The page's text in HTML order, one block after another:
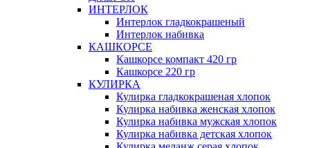
ИНТЕРЛОК
Интерлок гладкокрашеный
Интерлок набивка
КАШКОРСЕ
Кашкорсе компакт 420 гр
Кашкорсе 220 гр
КУЛИРКА
Кулирка гладкокрашеная хлопок
Кулирка набивка женская хлопок
Кулирка набивка мужская хлопок
Кулирка набивка детская хлопок